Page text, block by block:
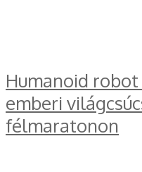
Humanoid
emberi
félmaratonon